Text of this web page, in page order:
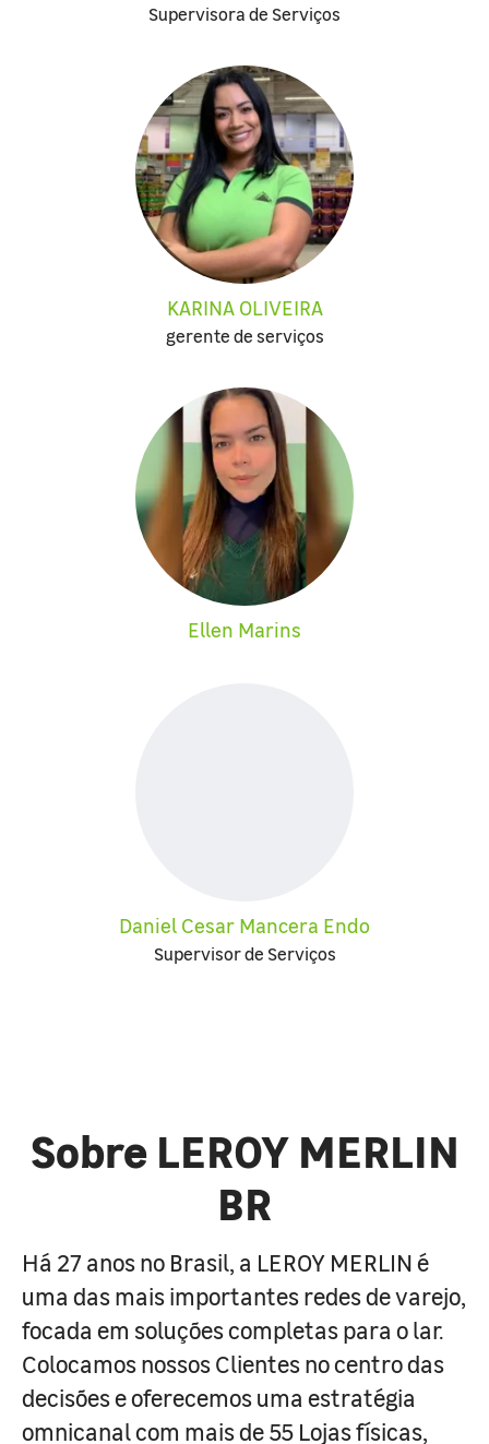
Supervisora de Serviços
KARINA OLIVEIRA
gerente de serviços
Ellen Marins
Daniel Cesar Mancera Endo
Supervisor de Serviços
Sobre LEROY MERLIN
BR
Há 27 anos no Brasil, a LEROY MERLIN é
uma das mais importantes redes de varejo,
focada em soluções completas para o lar.
Colocamos nossos Clientes no centro das
decisões e oferecemos uma estratégia
omnicanal com mais de 55 Lojas físicas,